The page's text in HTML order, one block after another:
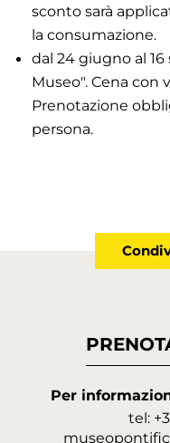
sconto sarà
la consumazione.
dal 24 giugno al
Museo". Cena con
Prenotazione
persona.
Per
tel: